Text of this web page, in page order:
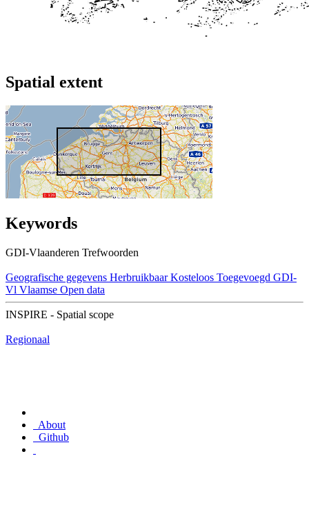
Spatial extent
Keywords
GDI-Vlaanderen Trefwoorden
Geografische gegevens Herbruikbaar Kosteloos Toegevoegd GDI-
Vl Vlaamse Open data
INSPIRE - Spatial scope
Regionaal
About
Github